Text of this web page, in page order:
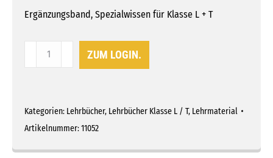
Ergänzungsband, Spezialwissen für Klasse L + T
Lehrbuch
ZUM LOGIN.
Kategorien: Lehrbücher, Lehrbücher Klasse L / T, Lehrmaterial
Artikelnummer:11052